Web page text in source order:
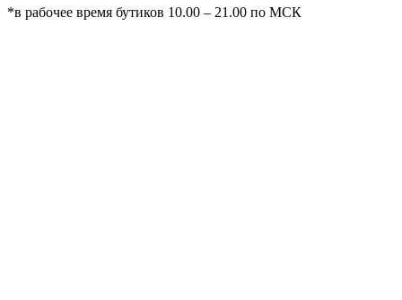
*в рабочее время бутиков 10.00 – 21.00 по МСК